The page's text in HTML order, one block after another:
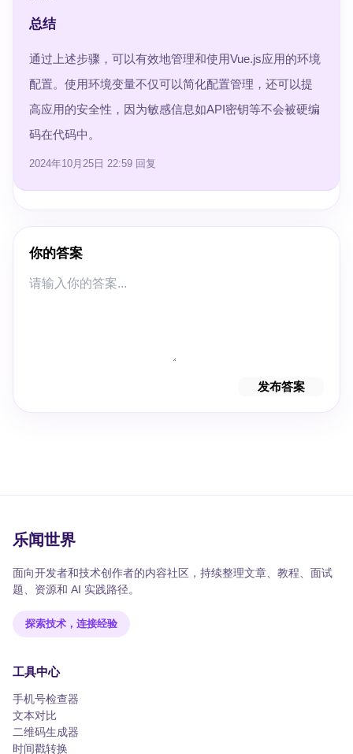
总结
通过上述步骤，可以有效地管理和使用Vue.js应用的环境
配置。使用环境变量不仅可以简化配置管理，还可以提
高应用的安全性，因为敏感信息如API密钥等不会被硬编
码在代码中。
2024年10月25日 22:59 回复
你的答案
发布答案
乐闻世界
面向开发者和技术创作者的内容社区，持续整理文章、教程、面试
题、资源和 AI 实践路径。
探索技术，连接经验
工具中心
手机号检查器
文本对比
二维码生成器
时间戳转换